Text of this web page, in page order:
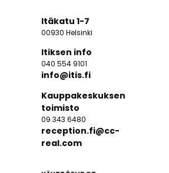
Itäkatu 1-7
00930 Helsinki
Itiksen info
040 554 9101
info@itis.fi
Kauppakeskuksen
toimisto
09 343 6480
reception.fi@cc-
real.com